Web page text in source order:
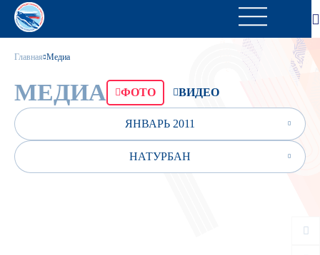
Главная Медиа
МЕДИА ФОТО ВИДЕО
ЯНВАРЬ 2011
НАТУРБАН